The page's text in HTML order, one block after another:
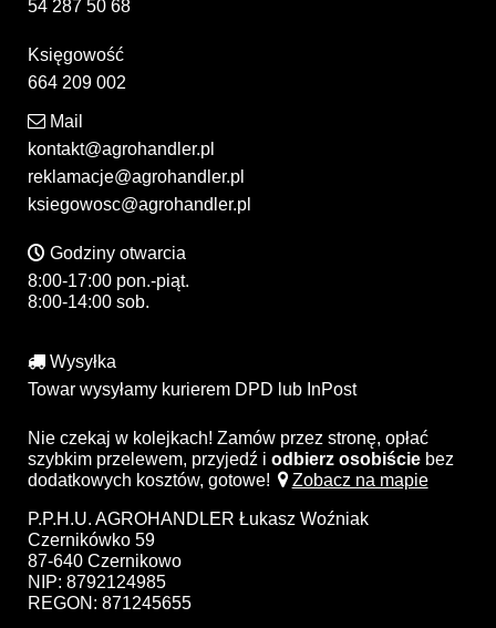
54 287 50 68
Księgowość
664 209 002
Mail
kontakt@agrohandler.pl
reklamacje@agrohandler.pl
ksiegowosc@agrohandler.pl
Godziny otwarcia
8:00-17:00 pon.-piąt.
8:00-14:00 sob.
Wysyłka
Towar wysyłamy kurierem DPD lub InPost
Nie czekaj w kolejkach! Zamów przez stronę, opłać
szybkim przelewem, przyjedź i odbierz osobiście bez
dodatkowych kosztów, gotowe!
Zobacz na mapie
P.P.H.U. AGROHANDLER Łukasz Woźniak
Czernikówko 59
87-640 Czernikowo
NIP: 8792124985
REGON: 871245655